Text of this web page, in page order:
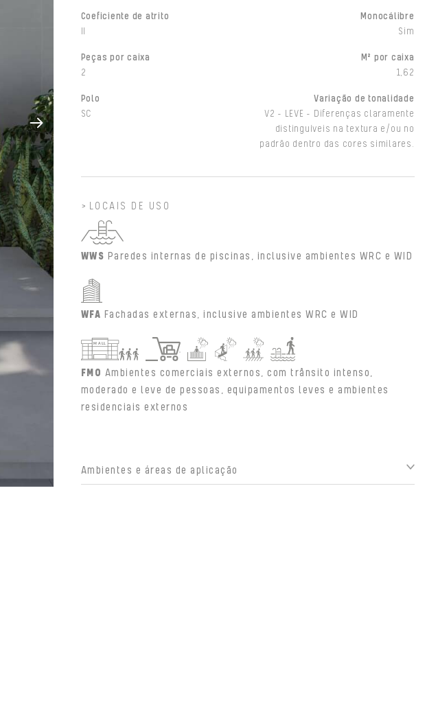
Coeficiente de atrito
Monocálibre
Sim
Peças por caixa
2
M² por caixa
1,62
Polo
SC
Variação de tonalidade
V2 - LEVE - Diferenças claramente
distinguíveis na textura e/ou no
padrão dentro das cores similares.
LOCAIS DE USO
WWS Paredes internas de piscinas, inclusive ambientes WRC e WID
WFA Fachadas externas, inclusive ambientes WRC e WID
FMO Ambientes comerciais externos, com trânsito intenso,
moderado e leve de pessoas, equipamentos leves e ambientes
residenciais externos
Ambientes e áreas de aplicação